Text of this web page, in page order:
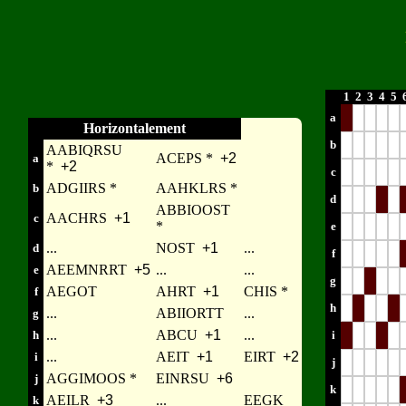
Horizontalement
a
AABIQRSU
* +2
ACEPS * +2
b ADGIIRS * AAHKLRS *
c AACHRS +1
ABBIOOST
*
d ... NOST +1 ...
e AEEMNRRT +5 ... ...
f AEGOT AHRT +1 CHIS *
g ... ABIIORTT ...
h ... ABCU +1 ...
i ... AEIT +1 EIRT +2
j AGGIMOOS * EINRSU +6
k AEILR +3 ... EEGK
1 2 3 4 5
a
b
c
d
e
f
g
h
i
j
k